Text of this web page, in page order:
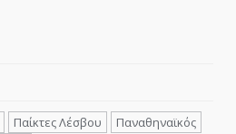
Παίκτες Λέσβου
Παναθηναϊκός